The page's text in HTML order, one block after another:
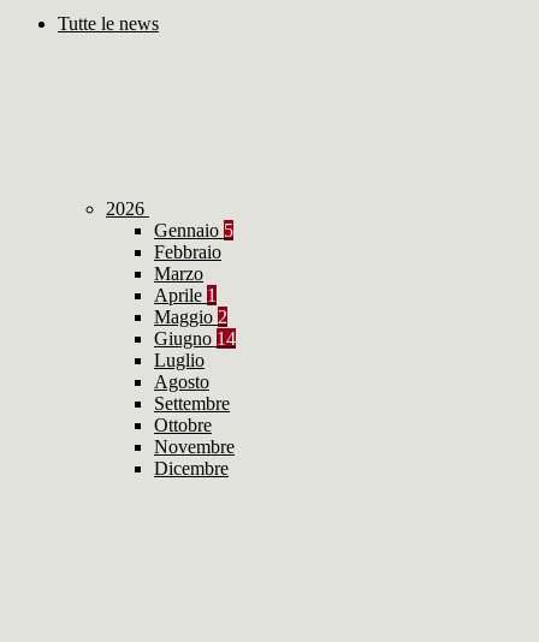
Tutte le news
2026
Gennaio 5
Febbraio
Marzo
Aprile 1
Maggio 2
Giugno 14
Luglio
Agosto
Settembre
Ottobre
Novembre
Dicembre